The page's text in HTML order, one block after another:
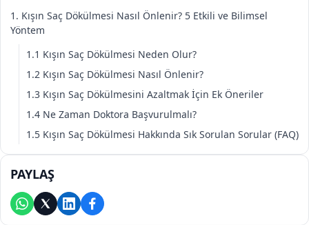
1. Kışın Saç Dökülmesi Nasıl Önlenir? 5 Etkili ve Bilimsel
Yöntem
1.1 Kışın Saç Dökülmesi Neden Olur?
1.2 Kışın Saç Dökülmesi Nasıl Önlenir?
1.3 Kışın Saç Dökülmesini Azaltmak İçin Ek Öneriler
1.4 Ne Zaman Doktora Başvurulmalı?
1.5 Kışın Saç Dökülmesi Hakkında Sık Sorulan Sorular (FAQ)
PAYLAŞ